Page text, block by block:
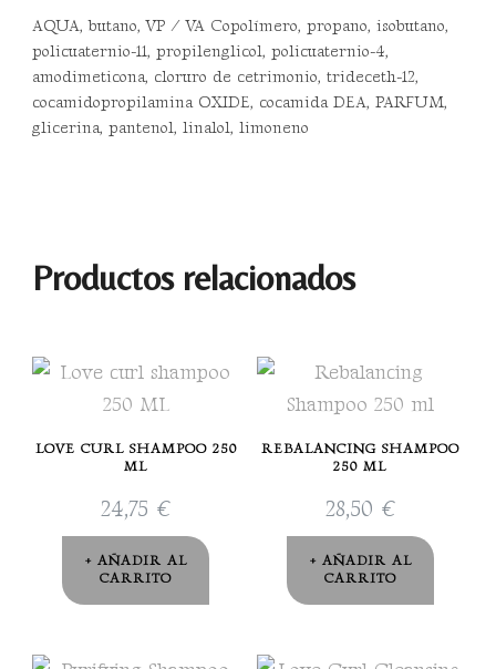
AQUA, butano, VP / VA Copolímero, propano, isobutano,
policuaternio-11, propilenglicol, policuaternio-4,
amodimeticona, cloruro de cetrimonio, trideceth-12,
cocamidopropilamina OXIDE, cocamida DEA, PARFUM,
glicerina, pantenol, linalol, limoneno
Productos relacionados
LOVE CURL SHAMPOO 250
ML
24,75 €
AÑADIR AL
CARRITO
REBALANCING SHAMPOO
250 ML
28,50 €
AÑADIR AL
CARRITO